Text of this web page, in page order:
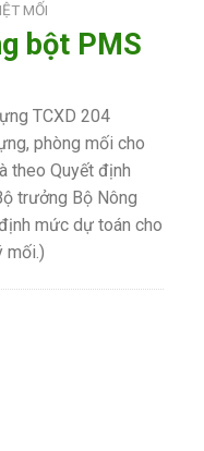
MỐI
bột PMS
TCXD 204
phòng mối cho
theo Quyết định
trưởng Bộ Nông
mức dự toán cho
mối.)